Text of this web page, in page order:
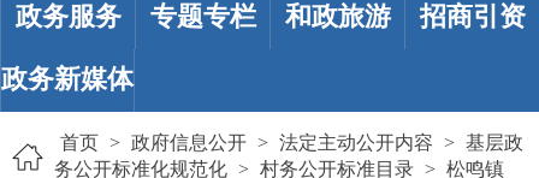
政务服务 专题专栏 和政旅游 招商引资
政务新媒体
首页 > 政府信息公开 > 法定主动公开内容 > 基层政
务公开标准化规范化 > 村务公开标准目录 > 松鸣镇